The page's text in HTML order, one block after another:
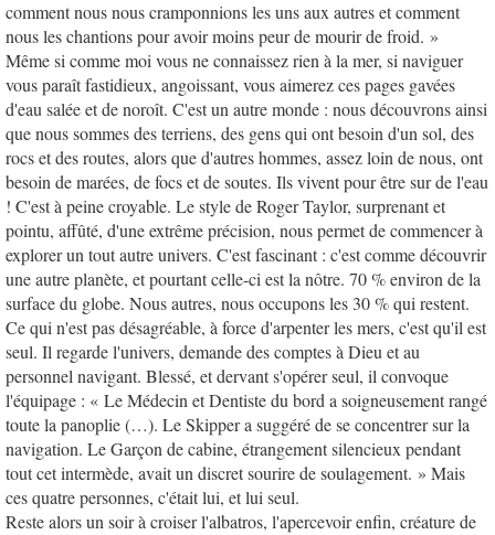
comment nous nous cramponnions les uns aux autres et comment
nous les chantions pour avoir moins peur de mourir de froid. »
Même si comme moi vous ne connaissez rien à la mer, si naviguer
vous paraît fastidieux, angoissant, vous aimerez ces pages gavées
d'eau salée et de noroît. C'est un autre monde : nous découvrons ainsi
que nous sommes des terriens, des gens qui ont besoin d'un sol, des
rocs et des routes, alors que d'autres hommes, assez loin de nous, ont
besoin de marées, de focs et de soutes. Ils vivent pour être sur de l'eau
! C'est à peine croyable. Le style de Roger Taylor, surprenant et
pointu, affûté, d'une extrême précision, nous permet de commencer à
explorer un tout autre univers. C'est fascinant : c'est comme découvrir
une autre planète, et pourtant celle-ci est la nôtre. 70 % environ de la
surface du globe. Nous autres, nous occupons les 30 % qui restent.
Ce qui n'est pas désagréable, à force d'arpenter les mers, c'est qu'il est
seul. Il regarde l'univers, demande des comptes à Dieu et au
personnel navigant. Blessé, et dervant s'opérer seul, il convoque
l'équipage : « Le Médecin et Dentiste du bord a soigneusement rangé
toute la panoplie (…). Le Skipper a suggéré de se concentrer sur la
navigation. Le Garçon de cabine, étrangement silencieux pendant
tout cet intermède, avait un discret sourire de soulagement. » Mais
ces quatre personnes, c'était lui, et lui seul.
Reste alors un soir à croiser l'albatros, l'apercevoir enfin, créature de